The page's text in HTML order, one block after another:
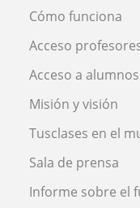
Cómo funciona
Acceso
Acceso a alumnos
Misión y visión
Tusclases en el
Sala de prensa
Informe sobre el